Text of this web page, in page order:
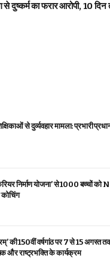
से दुष्कर्म का फरार आरोपी, 10
से दुर्व्यवहार मामला: प्रभारी
निर्माण योजना’ से 1000 बच्चों
की 150वीं वर्षगांठ पर 7 से 15 अगस्त
और राष्ट्रभक्ति के कार्यक्रम